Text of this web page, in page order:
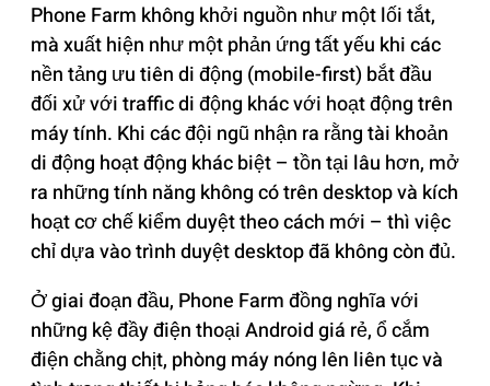
Phone Farm không khởi nguồn như một lối tắt,
mà xuất hiện như một phản ứng tất yếu khi các
nền tảng ưu tiên di động (mobile-first) bắt đầu
đối xử với traffic di động khác với hoạt động trên
máy tính. Khi các đội ngũ nhận ra rằng tài khoản
di động hoạt động khác biệt – tồn tại lâu hơn, mở
ra những tính năng không có trên desktop và kích
hoạt cơ chế kiểm duyệt theo cách mới – thì việc
chỉ dựa vào trình duyệt desktop đã không còn đủ.
Ở giai đoạn đầu, Phone Farm đồng nghĩa với
những kệ đầy điện thoại Android giá rẻ, ổ cắm
điện chằng chịt, phòng máy nóng lên liên tục và